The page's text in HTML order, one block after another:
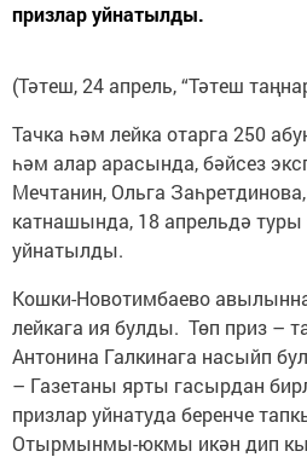
призлар уйнатылды.
(Тәтеш, 24 апрель, “Тәтеш
Тачка һәм лейка отарга 250
һәм алар арасында, бәйсез
Мечтанин, Ольга
катнашында, 18 апрельдә
уйнатылды.
Кошки-Новотимбаево
лейкага ия булды. Төп приз –
Антонина Галкинага насыйп
– Газетаны ярты гасырдан
призлар уйнатуда беренче
Отырмынмы-юкмы икән дип